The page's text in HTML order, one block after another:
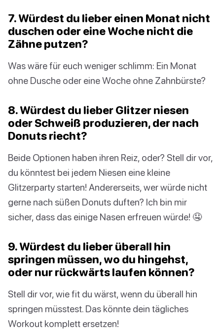
7. Würdest du lieber einen Monat nicht
duschen oder eine Woche nicht die
Zähne putzen?
Was wäre für euch weniger schlimm: Ein Monat
ohne Dusche oder eine Woche ohne Zahnbürste?
8. Würdest du lieber Glitzer niesen
oder Schweiß produzieren, der nach
Donuts riecht?
Beide Optionen haben ihren Reiz, oder? Stell dir vor,
du könntest bei jedem Niesen eine kleine
Glitzerparty starten! Andererseits, wer würde nicht
gerne nach süßen Donuts duften? Ich bin mir
sicher, dass das einige Nasen erfreuen würde! 🤤
9. Würdest du lieber überall hin
springen müssen, wo du hingehst,
oder nur rückwärts laufen können?
Stell dir vor, wie fit du wärst, wenn du überall hin
springen müsstest. Das könnte dein tägliches
Workout komplett ersetzen!